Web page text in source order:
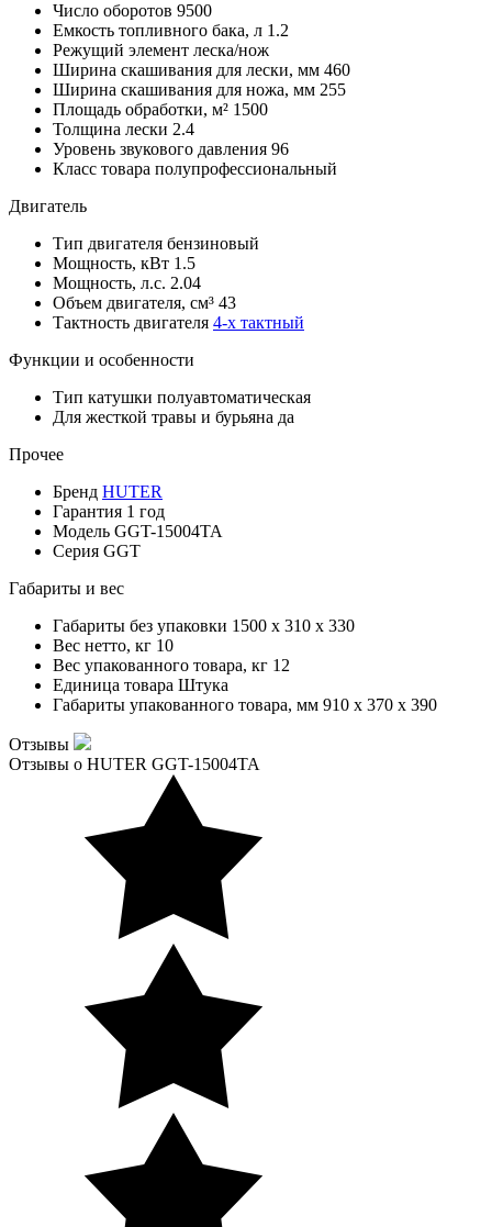
Число оборотов 9500
Емкость топливного бака, л 1.2
Режущий элемент леска/нож
Ширина скашивания для лески, мм 460
Ширина скашивания для ножа, мм 255
Площадь обработки, м² 1500
Толщина лески 2.4
Уровень звукового давления 96
Класс товара полупрофессиональный
Двигатель
Тип двигателя бензиновый
Мощность, кВт 1.5
Мощность, л.с. 2.04
Объем двигателя, см³ 43
Тактность двигателя 4-х тактный
Функции и особенности
Тип катушки полуавтоматическая
Для жесткой травы и бурьяна да
Прочее
Бренд HUTER
Гарантия 1 год
Модель GGT-15004TA
Серия GGT
Габариты и вес
Габариты без упаковки 1500 x 310 x 330
Вес нетто, кг 10
Вес упакованного товара, кг 12
Единица товара Штука
Габариты упакованного товара, мм 910 x 370 x 390
Отзывы
Отзывы о HUTER GGT-15004TA